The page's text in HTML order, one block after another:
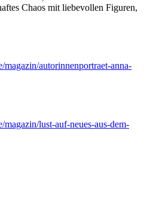
Chaos mit liebevollen Figuren,
magazin/autorinnenportraet-anna-
lust-auf-neues-aus-dem-